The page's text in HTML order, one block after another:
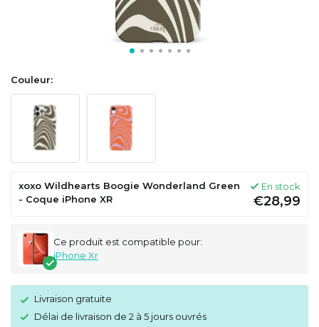
Couleur:
xoxo Wildhearts Boogie Wonderland Green
- Coque iPhone XR
En stock
€28,99
Ce produit est compatible pour:
iPhone Xr
Livraison gratuite
Délai de livraison de 2 à 5 jours ouvrés